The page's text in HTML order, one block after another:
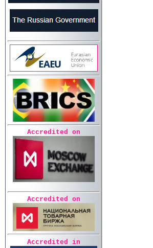
Accredited on
Accredited on
Accredited in